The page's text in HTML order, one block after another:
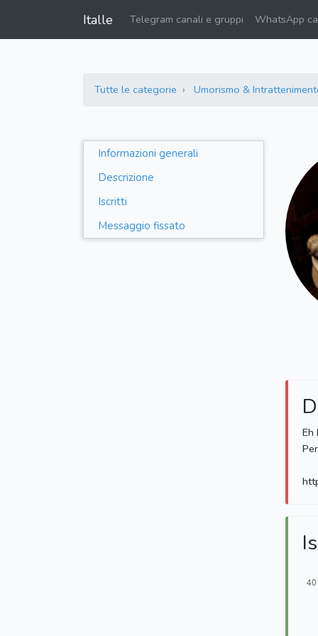
Italle Telegram canali e gruppi WhatsApp
Tutte le categorie Umorismo &
Informazioni generali
Descrizione
Iscritti
Messaggio fissato
Eh